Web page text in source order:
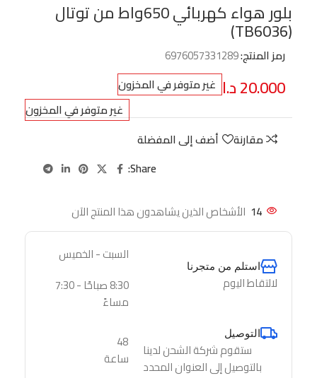
بلور هواء كهربائي 650واط من توتال
(TB6036)
رمز المنتج:6976057331289
20.000د.ا غير متوفر في المخزون
غير متوفر في المخزون
مقارنة
أضف إلى المفضلة
Share:
14 الأشخاص الذين يشاهدون هذا المنتج الآن
استلم من متجرنا
لالتقاط اليوم
السبت - الخميس
8:30 صباحًا - 7:30
مساءً
التوصيل
ستقوم شركة الشحن لدينا
بالتوصيل إلى العنوان المحدد
48
ساعة